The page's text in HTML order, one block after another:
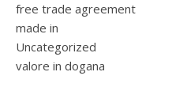
free trade agreement
made in
Uncategorized
valore in dogana